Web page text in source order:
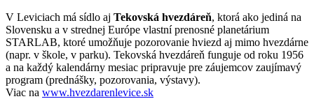
V Leviciach má sídlo aj Tekovská hvezdáreň, ktorá ako jediná na
Slovensku a v strednej Európe vlastní prenosné planetárium
STARLAB, ktoré umožňuje pozorovanie hviezd aj mimo hvezdárne
(napr. v škole, v parku). Tekovská hvezdáreň funguje od roku 1956
a na každý kalendárny mesiac pripravuje pre záujemcov zaujímavý
program (prednášky, pozorovania, výstavy).
Viac na www.hvezdarenlevice.sk